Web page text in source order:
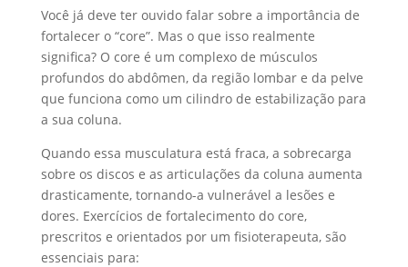
Você já deve ter ouvido falar sobre a importância de
fortalecer o “core”. Mas o que isso realmente
significa? O core é um complexo de músculos
profundos do abdômen, da região lombar e da pelve
que funciona como um cilindro de estabilização para
a sua coluna.
Quando essa musculatura está fraca, a sobrecarga
sobre os discos e as articulações da coluna aumenta
drasticamente, tornando-a vulnerável a lesões e
dores. Exercícios de fortalecimento do core,
prescritos e orientados por um fisioterapeuta, são
essenciais para: